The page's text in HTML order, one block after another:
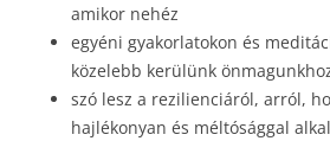
amikor nehéz
egyéni gyakorlatokon és
közelebb kerülünk
szó lesz a rezilienciáról, arról,
hajlékonyan és méltósággal